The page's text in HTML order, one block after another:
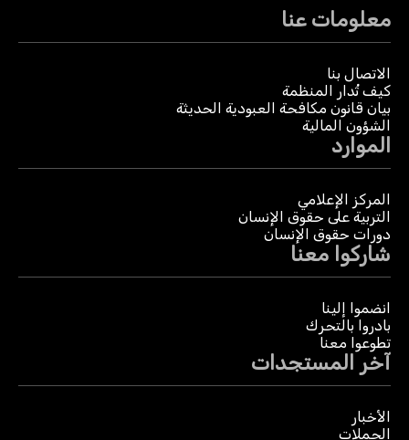
معلومات عنا
الاتصال بنا
كيف تُدار المنظمة
بيان قانون مكافحة العبودية الحديثة
الشؤون المالية
الموارد
المركز الإعلامي
التربية على حقوق الإنسان
دورات حقوق الإنسان
شاركوا معنا
انضموا إلينا
بادروا بالتحرك
تطوعوا معنا
آخر المستجدات
الأخبار
الحملات